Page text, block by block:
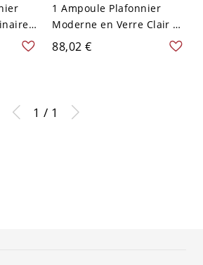
V
1 Ampoule Plafonnier
Moderne en Verre Clair en
Forme de Feuille de Lotus
avec Auvent en Or en
88,02 €
1 / 1